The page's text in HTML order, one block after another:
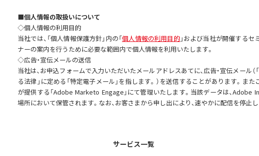
■個人情報の取扱いについて
◇個人情報の利用目的
当社では、「個人情報保護方針」内の「個人情報の利用目的」および当社が開催するセ
ナーの案内を行うために必要な範囲内で個人情報を利用いたします。
◇広告・宣伝メールの送信
当社は、お申込フォームで入力いただいたメールアドレスあてに、広告・宣伝メール
る法律」に定める「特定電子メール」を指します。）を送信することがあります。ま
が提供する「Adobe Marketo Engage」にて管理いたします。当該データは、Adobe
場所において保管されます。なお、お客さまから申し出により、速やかに配信を停止し
サービス一覧